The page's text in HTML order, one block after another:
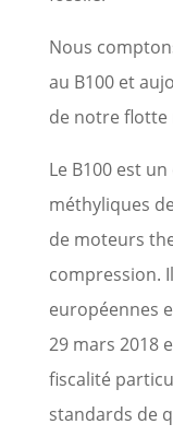
Nous
au B100 et
de notre flotte
Le B100 est
méthyliques
de moteurs
compression.
européennes
29 mars 2018
fiscalité
standards de